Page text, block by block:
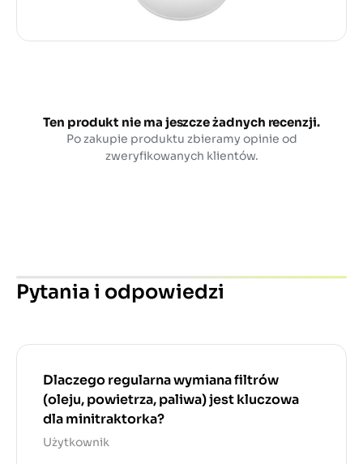
Ten produkt nie ma jeszcze żadnych recenzji.
Po zakupie produktu zbieramy opinie od
zweryfikowanych klientów.
Pytania i odpowiedzi
Dlaczego regularna wymiana filtrów
(oleju, powietrza, paliwa) jest kluczowa
dla minitraktorka?
Użytkownik